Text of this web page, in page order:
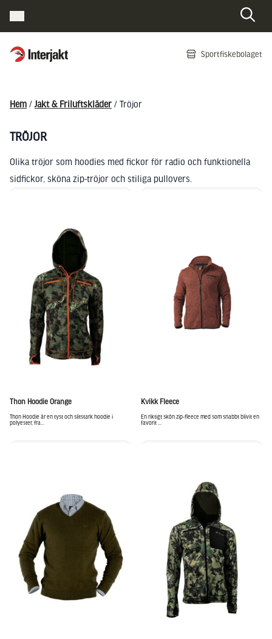
Interjakt SE Sportfiskebolaget
Hem / Jakt & Friluftskläder / Tröjor
TRÖJOR
Olika tröjor som hoodies med fickor för radio och funktionella
sidfickor, sköna zip-tröjor och stiliga pullovers.
Thon Hoodie Orange
Thon Hoodie är en tyst och slitstark hoodie i
polyester, fra...
Kvikk Fleece
En riktigt skön zip-fleece med som snabbt blivit en
favorit ...